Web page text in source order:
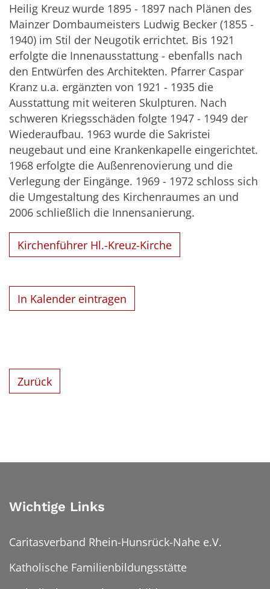
Heilig Kreuz wurde 1895 - 1897 nach Plänen des
Mainzer Dombaumeisters Ludwig Becker (1855 -
1940) im Stil der Neugotik errichtet. Bis 1921
erfolgte die Innenausstattung - ebenfalls nach
den Entwürfen des Architekten. Pfarrer Caspar
Kranz u.a. ergänzten von 1921 - 1935 die
Ausstattung mit weiteren Skulpturen. Nach
schweren Kriegsschäden folgte 1947 - 1949 der
Wiederaufbau. 1963 wurde die Sakristei
neugebaut und eine Krankenkapelle eingerichtet.
1968 erfolgte die Außenrenovierung und die
Verlegung der Eingänge. 1969 - 1972 schloss sich
die Umgestaltung des Kirchenraumes an und
2006 schließlich die Innensanierung.
Kirchenführer Hl.-Kreuz-Kirche
In Kalender eintragen
Zurück
Wichtige Links
Caritasverband Rhein-Hunsrück-Nahe e.V.
Katholische Familienbildungsstätte